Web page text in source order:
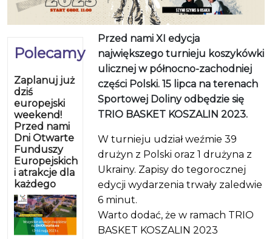
Polecamy
Zaplanuj już
dziś
europejski
weekend!
Przed nami
Dni Otwarte
Funduszy
Europejskich
i atrakcje dla
każdego
Przed nami XI edycja
największego turnieju koszykówki
ulicznej w północno-zachodniej
części Polski. 15 lipca na terenach
Sportowej Doliny odbędzie się
TRIO BASKET KOSZALIN 2023.
W turnieju udział weźmie 39
drużyn z Polski oraz 1 drużyna z
Ukrainy. Zapisy do tegorocznej
edycji wydarzenia trwały zaledwie
6 minut.
Warto dodać, że w ramach TRIO
BASKET KOSZALIN 2023